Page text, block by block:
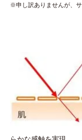
*1 アルミナ、メチコ
※申し訳ありませんが、サ